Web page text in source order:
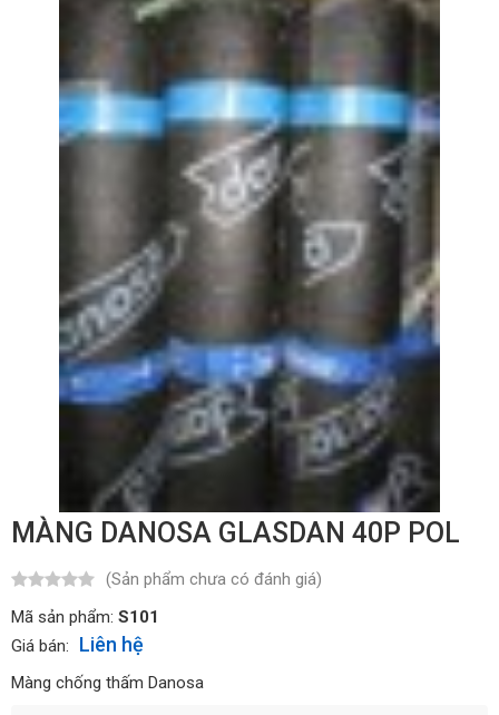
MÀNG DANOSA GLASDAN 40P POL
(Sản phẩm chưa có đánh giá)
Mã sản phẩm: S101
Giá bán:
Liên hệ
Màng chống thấm Danosa